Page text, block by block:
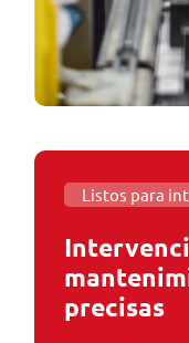
Listos para
precisas